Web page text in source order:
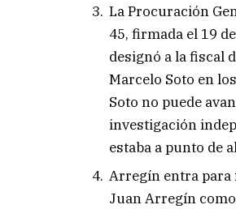
La Procuración
45, firmada el 19
designó a la fiscal
Marcelo Soto en
Soto no puede
investigación
estaba a punto de
Arregín entra para
Juan Arregín